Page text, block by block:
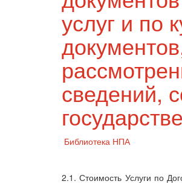
услуг и по
сведений,
Библиотека НПА
2.1. Стоимость Услуги по